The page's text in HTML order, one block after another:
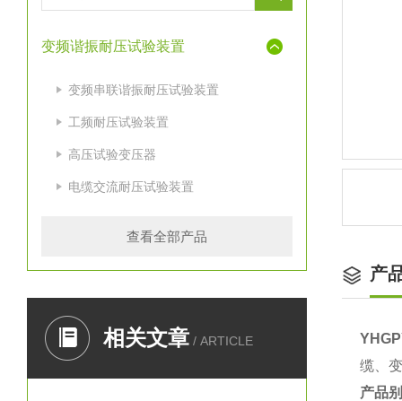
变频谐振耐压试验装置
变频串联谐振耐压试验装置
工频耐压试验装置
高压试验变压器
电缆交流耐压试验装置
查看全部产品
相关文章 / ARTICLE
产
缆、
产品